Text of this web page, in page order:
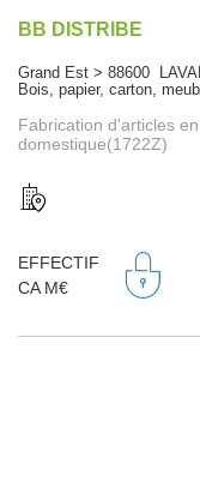
BB DISTRIBE
Grand Est > 88600
Bois, papier, carton,
Fabrication d'articles
domestique(1722Z)
EFFECTIF
CA M€